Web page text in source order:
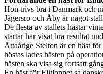
Hon trivs bra i Danmark och
Jägersro och Åby är något
De flesta av stallets hästar
startar har visat bra resultat
Åttaårige Stelton är en häst
höstas lades hästen på
hästen ska visa sig fortsatt